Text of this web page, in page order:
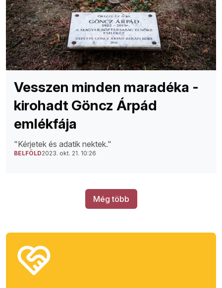
Vesszen minden maradéka -
kirohadt Göncz Árpád
emlékfája
"Kérjetek és adatik nektek."
BELFÖLD2023. okt. 21. 10:26
Még több